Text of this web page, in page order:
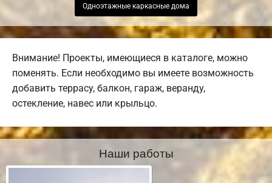
Одноэтажные каркасные дома
Внимание! Проекты, имеющиеся в каталоге, можно
поменять. Если необходимо вы имеете возможность
добавить террасу, балкон, гараж, веранду,
остекление, навес или крыльцо.
Наши работы